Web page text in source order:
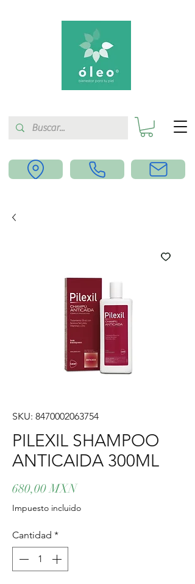
SKU: 8470002063754
PILEXIL SHAMPOO
ANTICAIDA 300ML
680,00 MXNPrecio
Impuesto incluido
Cantidad *